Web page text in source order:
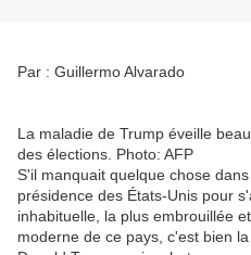
Par : Guillermo Alvarado
La maladie de Trump éveille
des élections. Photo: AFP
S'il manquait quelque chose
présidence des États-Unis pour
inhabituelle, la plus embrouillée
moderne de ce pays, c'est bien